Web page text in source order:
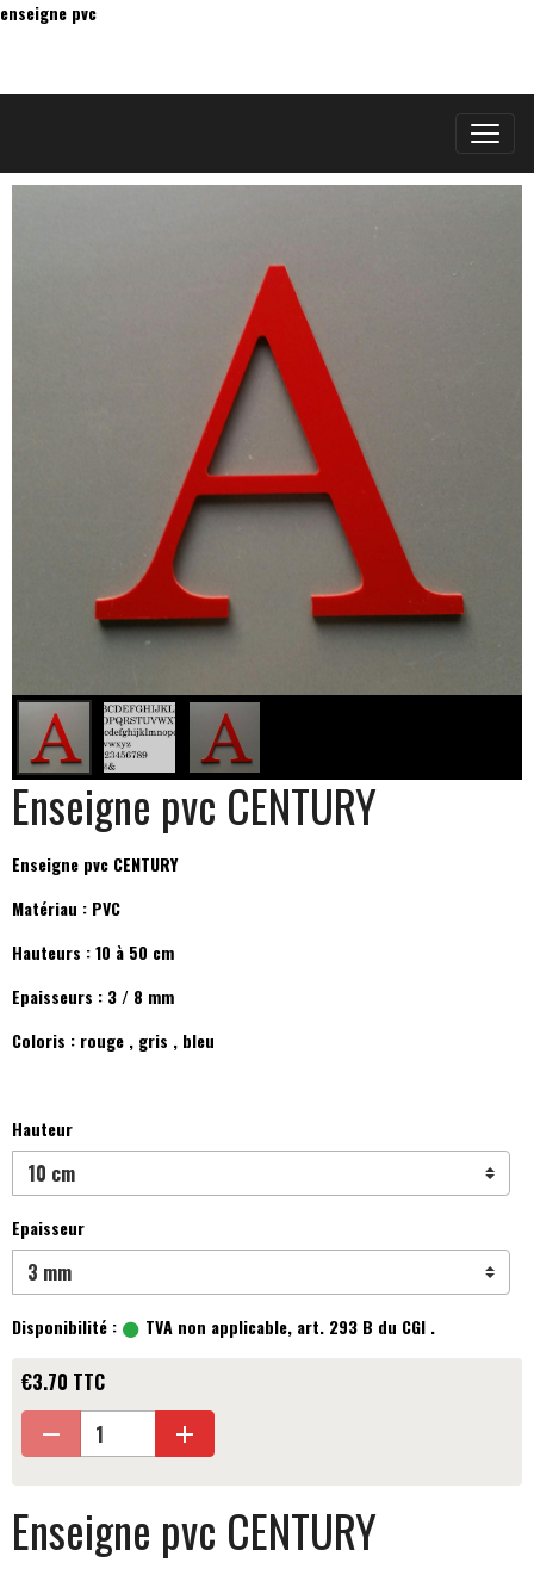
enseigne pvc
Enseigne pvc CENTURY
Enseigne pvc CENTURY
Matériau : PVC
Hauteurs : 10 à 50 cm
Epaisseurs : 3 / 8 mm
Coloris : rouge , gris , bleu
Hauteur
Epaisseur
Disponibilité : TVA non applicable, art. 293 B du CGI .
€3.70 TTC
Enseigne pvc CENTURY